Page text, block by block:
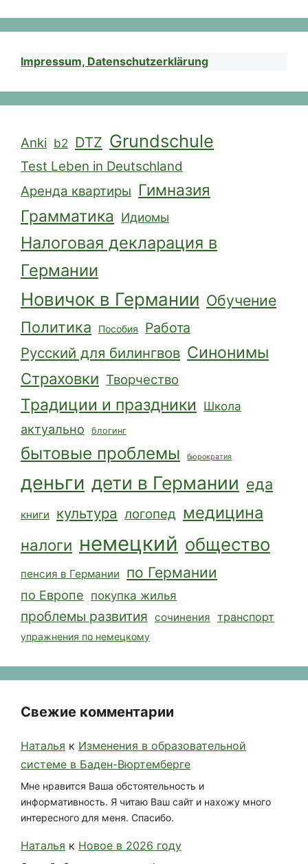
Impressum, Datenschutzerklärung
Anki b2 DTZ Grundschule
Test Leben in Deutschland
Аренда квартиры Гимназия
Грамматика Идиомы
Налоговая декларация в
Германии
Новичок в Германии Обучение
Политика
Пособия Работа
Русский для билингвов Синонимы
Страховки Творчество
Традиции и праздники Школа
актуально блогинг
бытовые проблемы бюрократия
деньги дети в Германии еда
книги культура логопед медицина
налоги немецкий общество
пенсия в Германии по Германии
по Европе покупка жилья
проблемы развития сочинения транспорт
упражнения по немецкому
Свежие комментарии
Наталья к Изменения в образовательной
системе в Баден-Вюртемберге
Мне нравится Ваша обстоятельность и
информативность. Я читаю Ваш сайт и нахожу много
интересного для меня. Спасибо.
Наталья к Новое в 2026 году